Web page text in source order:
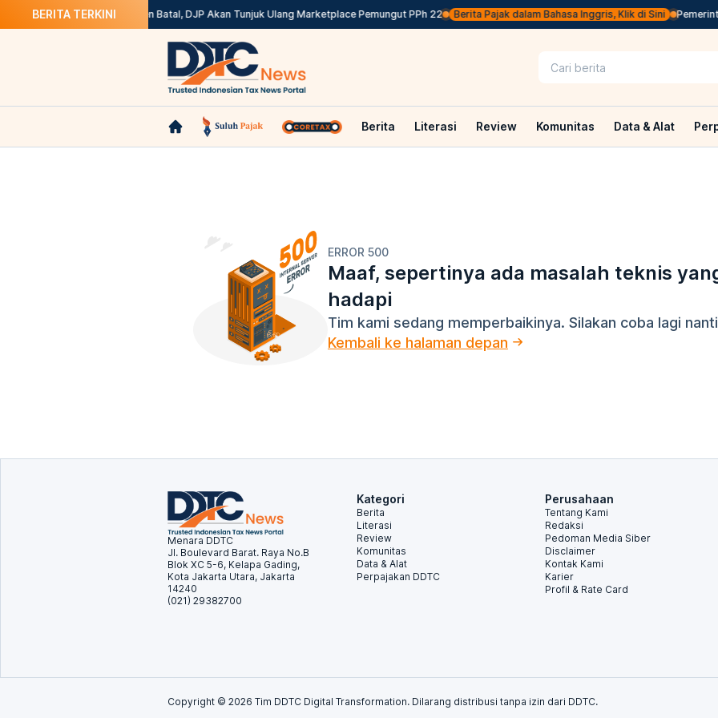
BERITA TERKINI
Ini Solusinya Kepdirjen Batal, DJP Akan Tunjuk Ulang Marketplace Pemungut PPh 22 Berita Pajak dalam Bahasa Inggris, Klik di Sini
Berita Literasi Review Komunitas Data & Alat
ERROR 500
Maaf, sepertinya ada masalah teknis
hadapi
Tim kami sedang memperbaikinya. Silakan coba lagi
Kembali ke halaman depan
Menara DDTC
Jl. Boulevard Barat. Raya No.B
Blok XC 5-6, Kelapa Gading,
Kota Jakarta Utara, Jakarta
14240
(021) 29382700
Kategori
Berita
Literasi
Review
Komunitas
Data & Alat
Perpajakan DDTC
Perusahaan
Tentang Kami
Redaksi
Pedoman Media Siber
Disclaimer
Kontak Kami
Karier
Profil & Rate Card
Copyright © 2026 Tim DDTC Digital Transformation. Dilarang distribusi tanpa izin dari DDTC.